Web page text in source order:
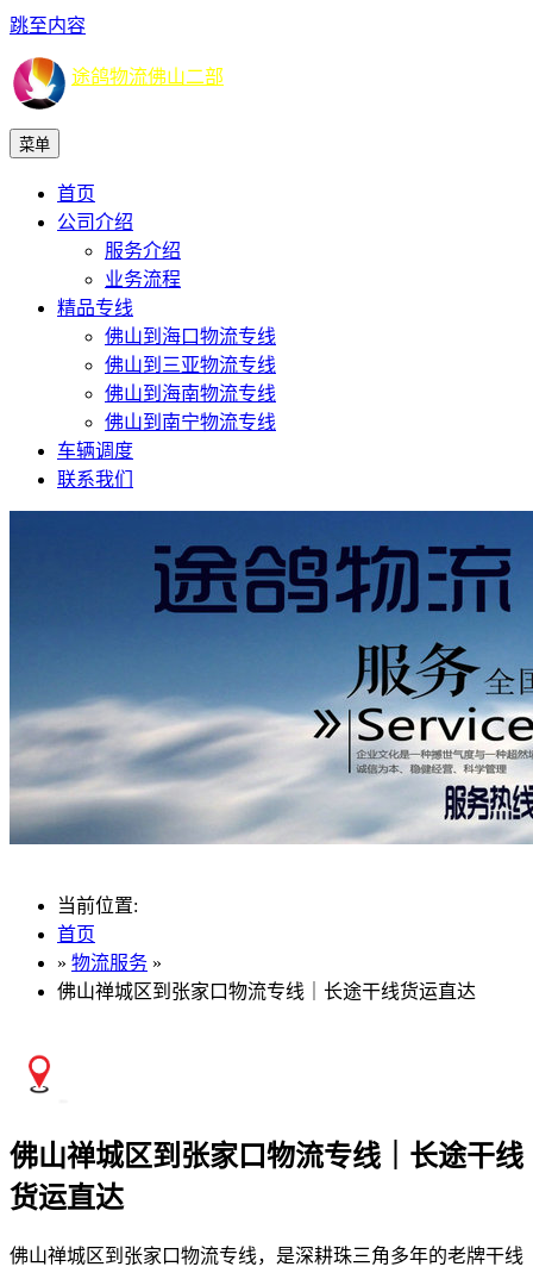
跳至内容
途鸽物流佛山二部
菜单
首页
公司介绍
服务介绍
业务流程
精品专线
佛山到海口物流专线
佛山到三亚物流专线
佛山到海南物流专线
佛山到南宁物流专线
车辆调度
联系我们
当前位置:
首页
» 物流服务 »
佛山禅城区到张家口物流专线｜长途干线货运直达
佛山禅城区到张家口物流专线｜长途干线
货运直达
佛山禅城区到张家口物流专线，是深耕珠三角多年的老牌干线